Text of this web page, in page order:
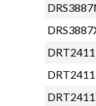
DRT2411